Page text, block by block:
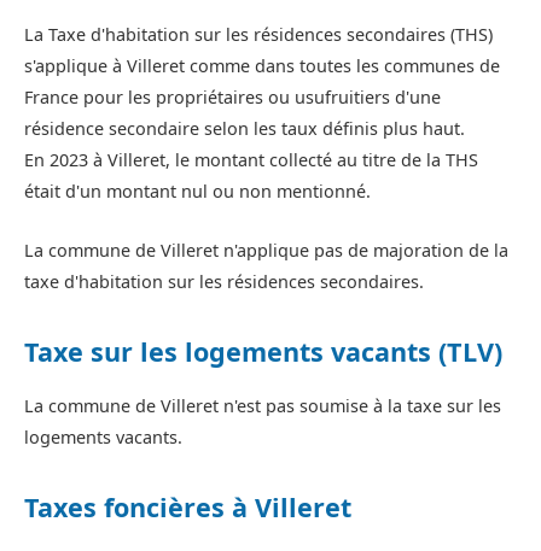
La Taxe d'habitation sur les résidences secondaires (THS)
s'applique à Villeret comme dans toutes les communes de
France pour les propriétaires ou usufruitiers d'une
résidence secondaire selon les taux définis plus haut.
En 2023 à Villeret, le montant collecté au titre de la THS
était d'un montant nul ou non mentionné.
La commune de Villeret n'applique pas de majoration de la
taxe d'habitation sur les résidences secondaires.
Taxe sur les logements vacants (TLV)
La commune de Villeret n'est pas soumise à la taxe sur les
logements vacants.
Taxes foncières à Villeret